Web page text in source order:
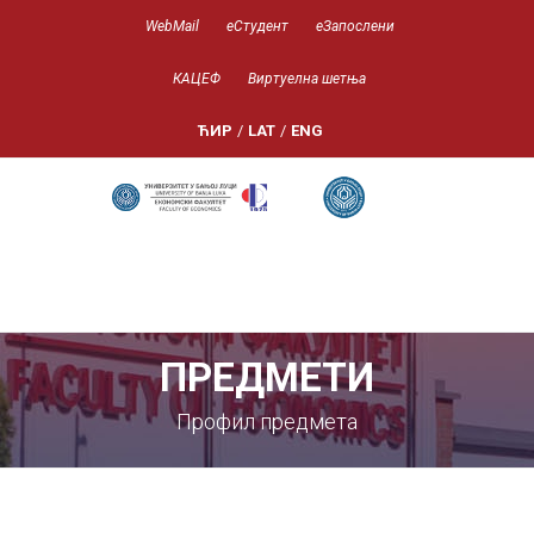
WebMail еСтудент еЗапослени
КАЦЕФ Виртуелна шетња
ЋИР / LAT / ENG
ПРЕДМЕТИ
Профил предмета